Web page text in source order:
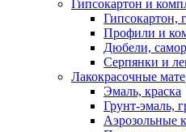
Гипсокартон и
Гипсокартон,
Профили и
Дюбели,
Серпянки и
Лакокрасочные
Эмаль, краска
Грунт-эмаль,
Аэрозольные